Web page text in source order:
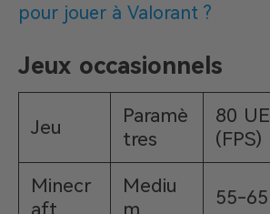
pour jouer à Valorant ?
Jeux occasionnels
Jeu
Paramè
tres
80 UE
(FPS)
Minecr
aft
Mediu
m
55-65